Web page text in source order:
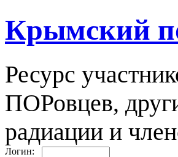
Крымский
Ресурс
ПОРовцев,
радиации и
Логин: